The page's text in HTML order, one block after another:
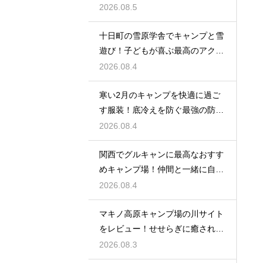
なのか？
2026.08.5
十日町の雪原学舎でキャンプと雪
遊び！子どもが喜ぶ最高のアクテ
ィビティ
2026.08.4
寒い2月のキャンプを快適に過ご
す服装！底冷えを防ぐ最強の防寒
対策とは？
2026.08.4
関西でグルキャンに最高なおすす
めキャンプ場！仲間と一緒に自然
を満喫する
2026.08.4
マキノ高原キャンプ場の川サイト
をレビュー！せせらぎに癒される
極上の空間
2026.08.3